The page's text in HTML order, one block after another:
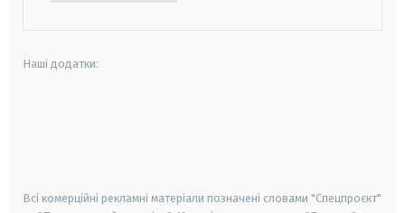
Наші додатки:
Всі комерційні рекламні матеріали позначені словами "Спецпроєкт"